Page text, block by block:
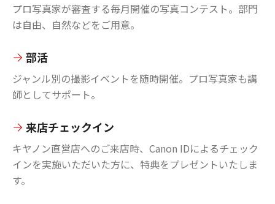
プロ写真家が審査する毎月開催の写真コンテスト。部門
は自由、自然などをご用意。
部活
ジャンル別の撮影イベントを随時開催。プロ写真家も講
師としてサポート。
来店チェックイン
キヤノン直営店へのご来店時、Canon IDによるチェック
インを実施いただいた方に、特典をプレゼントいたしま
す。